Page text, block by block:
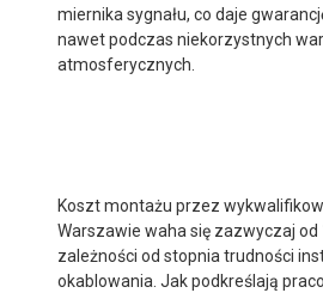
miernika sygnału, co daje
nawet podczas niekorzystnych
atmosferycznych.
Koszt montażu przez
Warszawie waha się zazwyczaj od
zależności od stopnia trudności
okablowania. Jak podkreślają